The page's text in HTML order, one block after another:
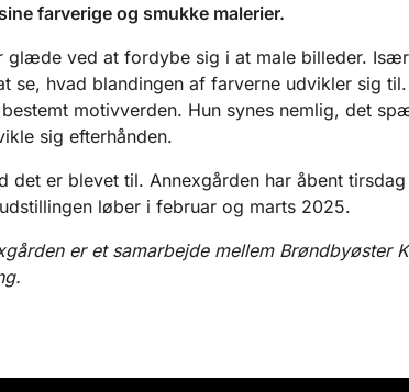
farverige og smukke malerier.
glæde ved at fordybe sig i at male billeder.
se, hvad blandingen af farverne udvikler sig
motivverden. Hun synes nemlig, det
sig efterhånden.
det er blevet til. Annexgården har åbent
løber i februar og marts 2025.
er et samarbejde mellem Brøndbyøster